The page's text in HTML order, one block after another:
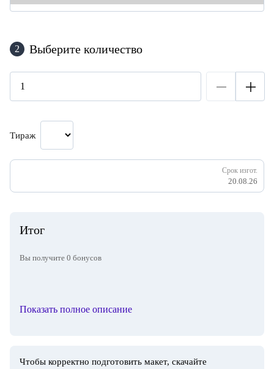
2 Выберите количество
Тираж
Срок изгот.
20.08.26
Итог
Вы получите 0 бонусов
Показать полное описание
Чтобы корректно подготовить макет, скачайте